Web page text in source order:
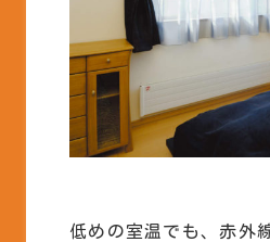
低めの室温でも、赤外